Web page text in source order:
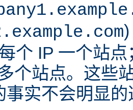
)
个 IP 一个站点
个站点。这些
事实不会明显